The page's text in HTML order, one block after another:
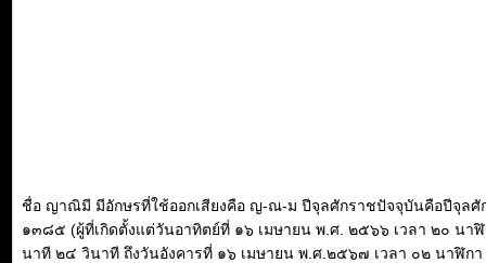
ชื่อ ญาณิมี มีอักษรที่ใช้ออกเสียงคือ ญ-ณ-ม ปีจุลศักราชปัจจุบันคือปีจุลศั
๑๓๘๕ (ผู้ที่เกิดตั้งแต่วันอาทิตย์ที่ ๑๖ เมษายน พ.ศ. ๒๕๖๖ เวลา ๒๐ นา
นาที ๒๔ วินาที ถึงวันอังคารที่ ๑๖ เมษายน พ.ศ.๒๕๖๗ เวลา ๐๒ นาฬิก